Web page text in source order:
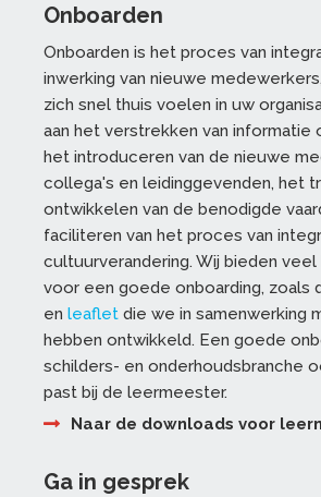
Onboarden
Onboarden is het proces van
inwerking van nieuwe
zich snel thuis voelen in uw
aan het verstrekken van informatie
het introduceren van de nieuwe
collega's en leidinggevenden, het
ontwikkelen van de benodigde
faciliteren van het proces van
cultuurverandering. Wij bieden
voor een goede onboarding, zoals
en leaflet die we in samenwerking
hebben ontwikkeld. Een goede
schilders- en onderhoudsbranche
past bij de leermeester.
Naar de downloads voor
Ga in gesprek